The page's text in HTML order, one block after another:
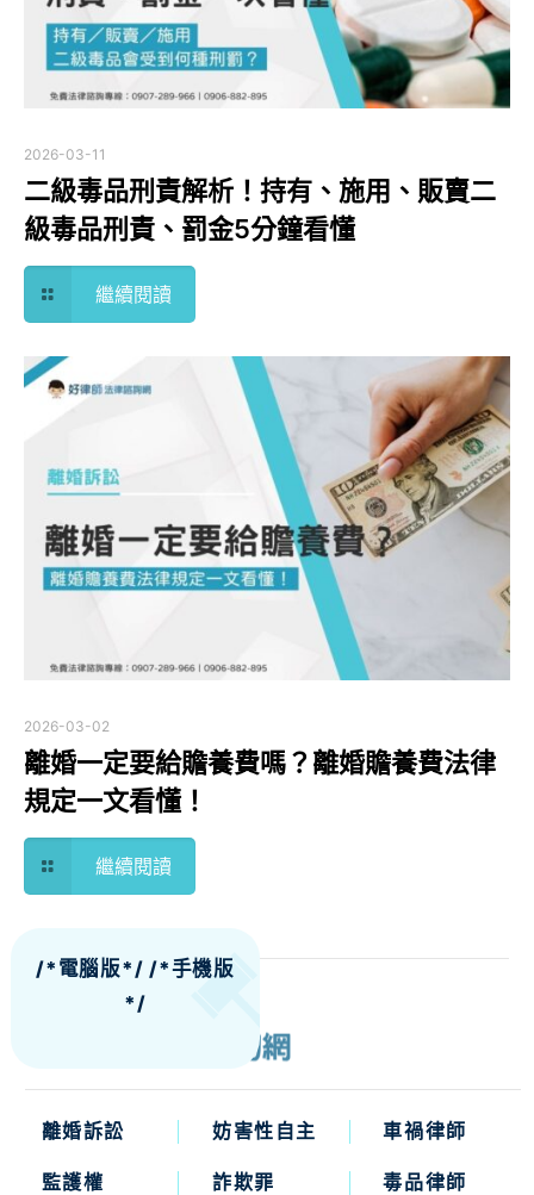
2026-03-11
二級毒品刑責解析！持有、施用、販賣二
級毒品刑責、罰金5分鐘看懂
繼續閱讀
2026-03-02
離婚一定要給贍養費嗎？離婚贍養費法律
規定一文看懂！
繼續閱讀
/*電腦版*//*手機版
*/
離婚訴訟 妨害性自主 車禍律師
監護權 詐欺罪 毒品律師